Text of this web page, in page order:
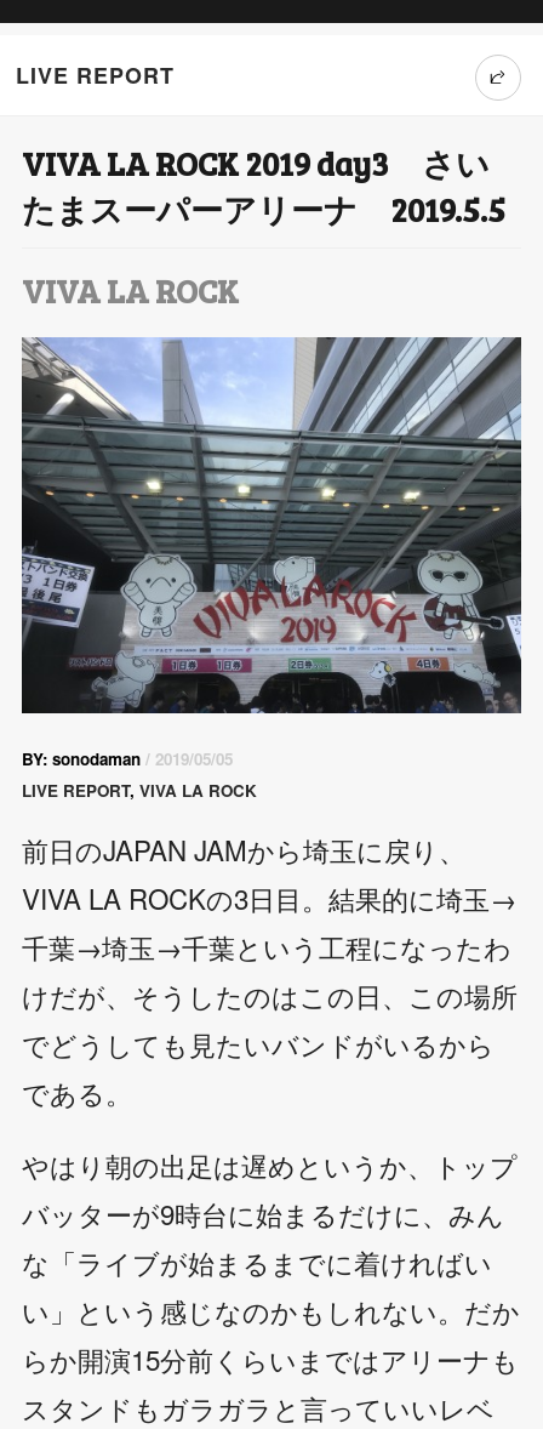
LIVE REPORT
T
wi
tt
er
VIVA LA ROCK 2019 day3 さい
たまスーパーアリーナ 2019.5.5
VIVA LA ROCK
BY: sonodaman/ 2019/05/05
LIVE REPORT, VIVA LA ROCK
前日のJAPAN JAMから埼玉に戻り、
VIVA LA ROCKの3日目。結果的に埼玉→
千葉→埼玉→千葉という工程になったわ
けだが、そうしたのはこの日、この場所
でどうしても見たいバンドがいるから
である。
やはり朝の出足は遅めというか、トップ
バッターが9時台に始まるだけに、みん
な「ライブが始まるまでに着ければい
い」という感じなのかもしれない。だか
らか開演15分前くらいまではアリーナも
スタンドもガラガラと言っていいレベ